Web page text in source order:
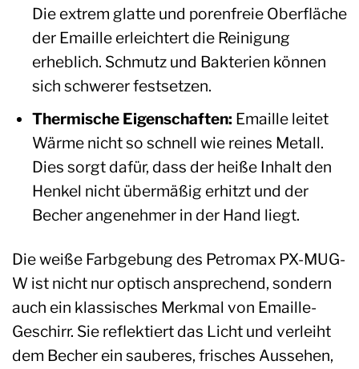
Die extrem glatte und porenfreie Oberfläche
der Emaille erleichtert die Reinigung
erheblich. Schmutz und Bakterien können
sich schwerer festsetzen.
Thermische Eigenschaften: Emaille leitet
Wärme nicht so schnell wie reines Metall.
Dies sorgt dafür, dass der heiße Inhalt den
Henkel nicht übermäßig erhitzt und der
Becher angenehmer in der Hand liegt.
Die weiße Farbgebung des Petromax PX-MUG-
W ist nicht nur optisch ansprechend, sondern
auch ein klassisches Merkmal von Emaille-
Geschirr. Sie reflektiert das Licht und verleiht
dem Becher ein sauberes, frisches Aussehen,